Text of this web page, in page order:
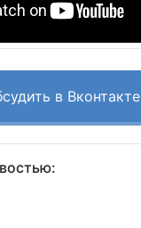
в Вконтакте